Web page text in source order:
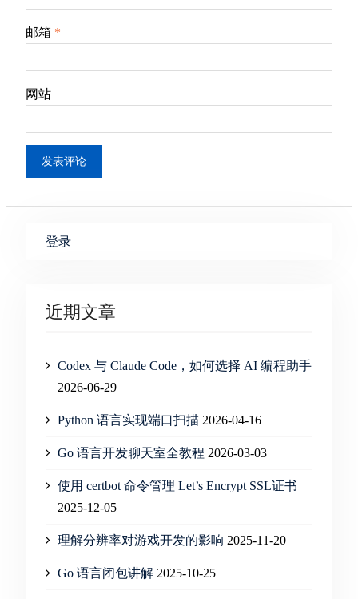
邮箱 *
网站
登录
近期文章
Codex 与 Claude Code，如何选择 AI 编程助手
2026-06-29
Python 语言实现端口扫描 2026-04-16
Go 语言开发聊天室全教程 2026-03-03
使用 certbot 命令管理 Let’s Encrypt SSL证书
2025-12-05
理解分辨率对游戏开发的影响 2025-11-20
Go 语言闭包讲解 2025-10-25